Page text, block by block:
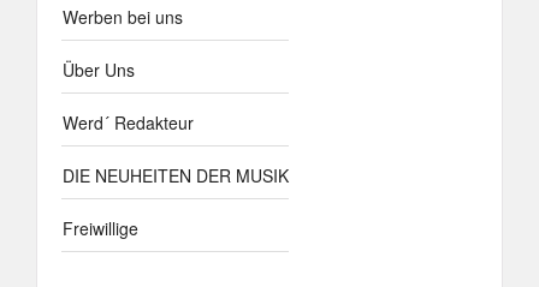
Werben bei uns
Über Uns
Werd´ Redakteur
DIE NEUHEITEN DER MUSIK
Freiwillige